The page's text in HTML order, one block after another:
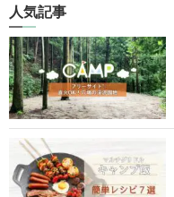
人気記事